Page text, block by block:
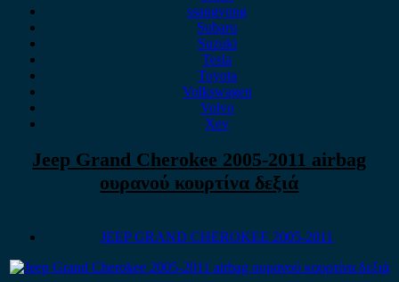
ssangyong
Subaru
Suzuki
Tesla
Toyota
Volkswagen
Volvo
Xev
Jeep Grand Cherokee 2005-2011 airbag
ουρανού κουρτίνα δεξιά
JEEP GRAND CHEROKEE 2005-2011